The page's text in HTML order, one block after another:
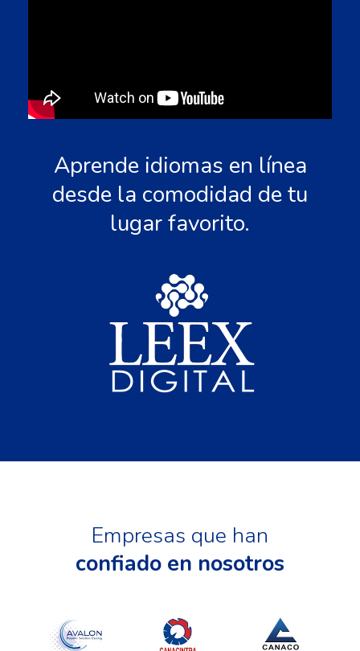
Aprende idiomas en línea
desde la comodidad de tu
lugar favorito.
Empresas que han
confiado en nosotros